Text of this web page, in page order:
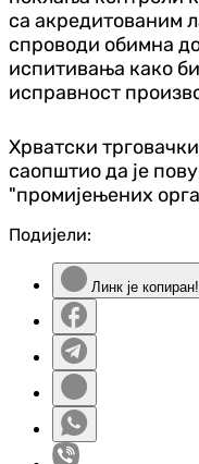
са акредитованим
спроводи обимна
испитивања како
исправност
Хрватски
саопштио да је
"промијењених
Подијели:
Линк је копиран!